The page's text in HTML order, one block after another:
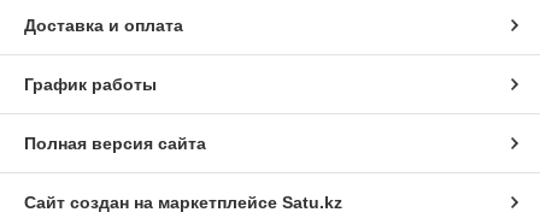
Доставка и оплата
График работы
Полная версия сайта
Сайт создан на маркетплейсе Satu.kz